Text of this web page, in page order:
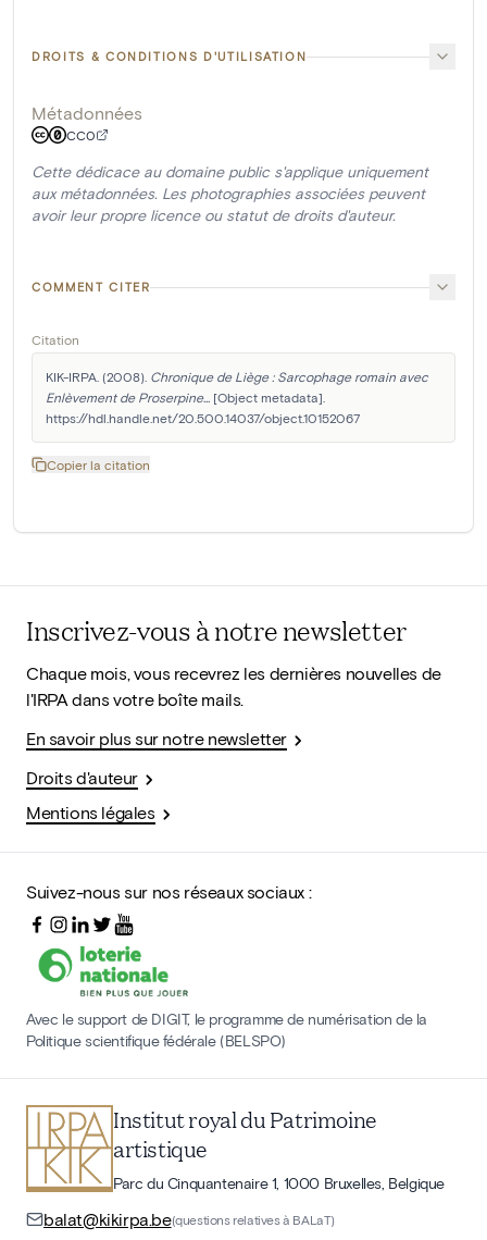
DROITS & CONDITIONS D'UTILISATION
Métadonnées
CC0
Cette dédicace au domaine public s'applique uniquement
aux métadonnées. Les photographies associées peuvent
avoir leur propre licence ou statut de droits d'auteur.
COMMENT CITER
Citation
KIK-IRPA. (2008). Chronique de Liège : Sarcophage romain avec
Enlèvement de Proserpine... [Object metadata].
https://hdl.handle.net/20.500.14037/object.10152067
Copier la citation
Inscrivez-vous à notre newsletter
Chaque mois, vous recevrez les dernières nouvelles de
l'IRPA dans votre boîte mails.
En savoir plus sur notre newsletter
Droits d'auteur
Mentions légales
Suivez-nous sur nos réseaux sociaux :
Avec le support de DIGIT, le programme de numérisation de la
Politique scientifique fédérale (BELSPO)
Institut royal du Patrimoine
artistique
Parc du Cinquantenaire 1, 1000 Bruxelles, Belgique
balat@kikirpa.be(questions relatives à BALaT)